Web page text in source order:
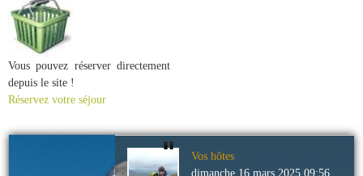
Vous pouvez réserver directement
depuis le site !
Réservez votre séjour
Vos hôtes
dimanche 16 mars 2025 09:56